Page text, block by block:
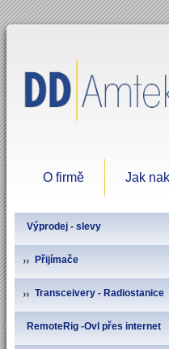
O firmě Jak
Výprodej - slevy
Přijímače
Transceivery - Radiostanice
RemoteRig -Ovl přes internet